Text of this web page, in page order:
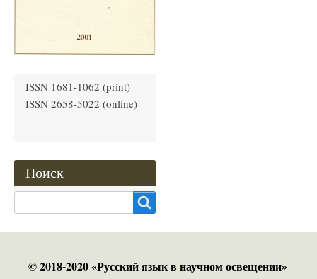
ISSN 1681-1062 (print)
ISSN 2658-5022 (online)
Поиск
© 2018-2020 «Русский язык в научном освещении»